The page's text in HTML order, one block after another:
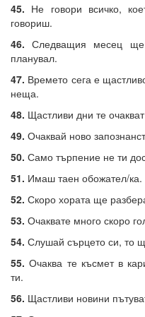
45. Не говори всичко,
говориш.
46. Следващия месец
планувал.
47. Времето сега е
неща.
48. Щастливи дни те
49. Очаквай ново
50. Само търпение не ти
51. Имаш таен обожател/ка.
52. Скоро хората ще
53. Очаквате много скоро
54. Слушай сърцето си, то
55. Очаква те късмет в
ти.
56. Щастливи новини